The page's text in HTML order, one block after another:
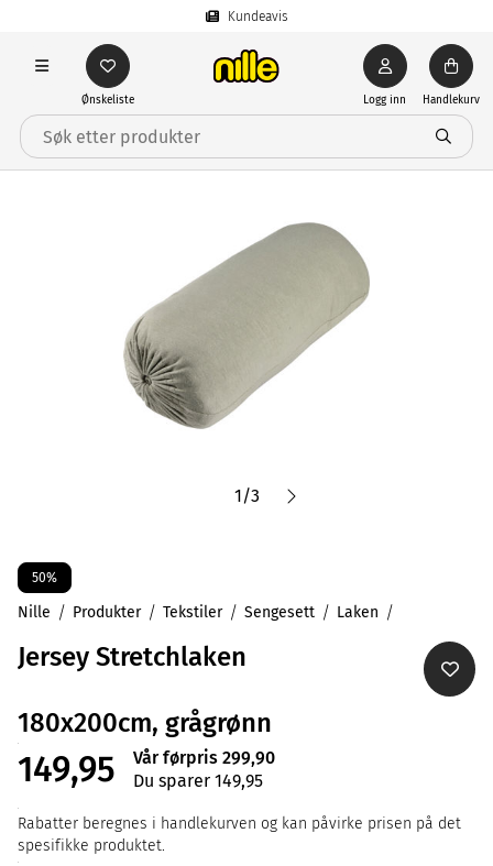
Kundeavis
Ønskeliste Logg inn Handlekurv
1/3
50%
Nille Produkter Tekstiler Sengesett Laken
Jersey Stretchlaken
180x200cm, grågrønn
149,95
Vår førpris 299,90
Du sparer 149,95
Rabatter beregnes i handlekurven og kan påvirke prisen på det
spesifikke produktet.